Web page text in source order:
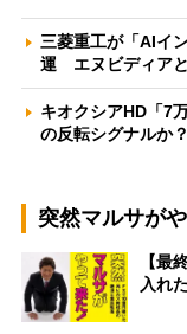
三菱重工が「AIイ
運 エヌビディア
キオクシアHD「7
の反転シグナル
突然マルサが
【最
入れ